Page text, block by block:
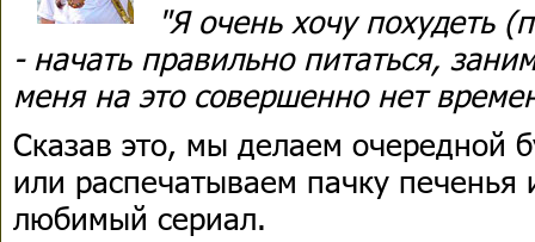
"Я очень хочу похудеть
- начать правильно питаться,
меня на это совершенно нет
Сказав это, мы делаем очередной
или распечатываем пачку печенья
любимый сериал.